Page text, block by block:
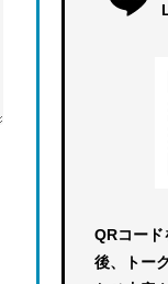
QRコード
後、トー